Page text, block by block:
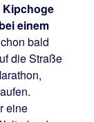
Kipchoge
einem
bald
die Straße
eine